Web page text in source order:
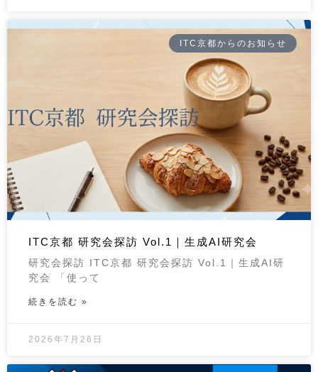
ITC京都からのお知らせ
ITC京都 研究会探訪 Vol.1｜生成AI研究会
研究会探訪 ITC京都 研究会探訪 Vol.1｜生成AI研
究会 「使って
続きを読む »
2026年7月26日